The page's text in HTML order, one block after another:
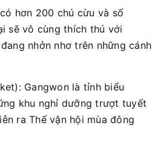
hơn 200 chú cừu và số
sẽ vô cùng thích thú với
nhởn nhơ trên những cánh
Gangwon là tỉnh biểu
khu nghỉ dưỡng trượt tuyết
ra Thế vận hội mùa đông